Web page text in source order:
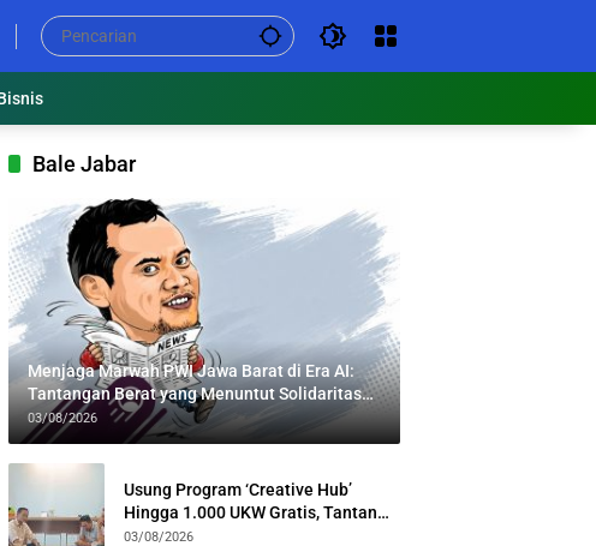
Bale Jabar
Menjaga Marwah PWI Jawa Barat di Era AI:
Tantangan Berat yang Menuntut Solidaritas
Lintas Generasi
03/08/2026
Usung Program ‘Creative Hub’
Hingga 1.000 UKW Gratis, Tantan
Sulthon Paparkan Visi PWI Jabar di
03/08/2026